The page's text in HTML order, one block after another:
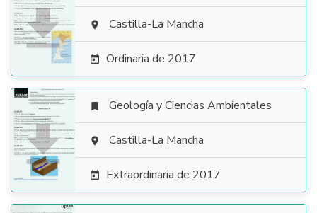
  Castilla-La Mancha
 Ordinaria de 2017

 Geología y Ciencias Ambientales
 Castilla-La Mancha
 Extraordinaria de 2017